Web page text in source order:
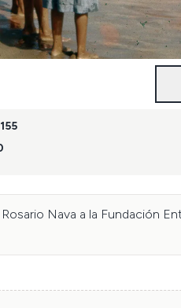
155
Nava a la Fundación